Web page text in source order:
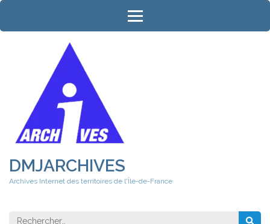
Aller
contenu
DMJARCHIVES
Archives Internet des territoires de l'Île-de-France
Rechercher